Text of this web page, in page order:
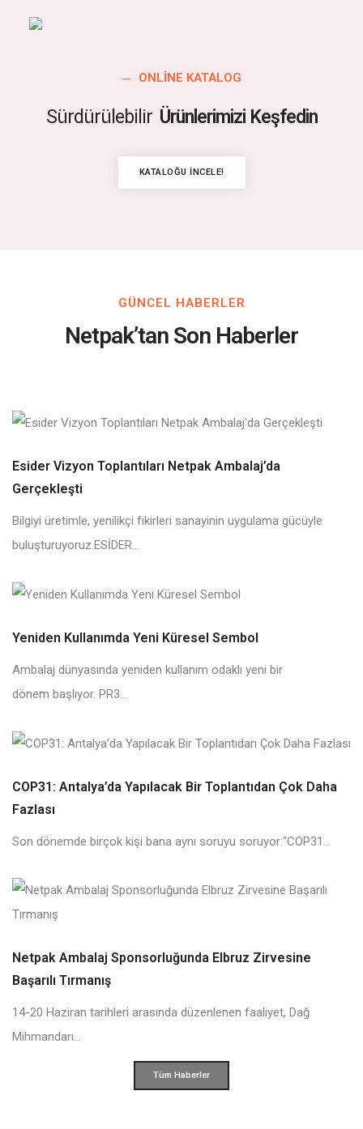
ONLINE KATALOG
Sürdürülebilir Ürünlerimizi Keşfedin
KATALOĞU İNCELE!
GÜNCEL HABERLER
Netpak’tan Son Haberler
Esider Vizyon Toplantıları Netpak Ambalaj’da
Gerçekleşti
Bilgiyi üretimle, yenilikçi fikirleri sanayinin uygulama gücüyle
buluşturuyoruz.ESİDER...
Yeniden Kullanımda Yeni Küresel Sembol
Ambalaj dünyasında yeniden kullanım odaklı yeni bir
dönem başlıyor. PR3...
COP31: Antalya’da Yapılacak Bir Toplantıdan Çok Daha
Fazlası
Son dönemde birçok kişi bana aynı soruyu soruyor:“COP31...
Netpak Ambalaj Sponsorluğunda Elbruz Zirvesine
Başarılı Tırmanış
14-20 Haziran tarihleri arasında düzenlenen faaliyet, Dağ
Mihmandarı...
Tüm Haberler